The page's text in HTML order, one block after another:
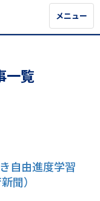
メニュー
メニュー
一覧
自由進度学習
聞）